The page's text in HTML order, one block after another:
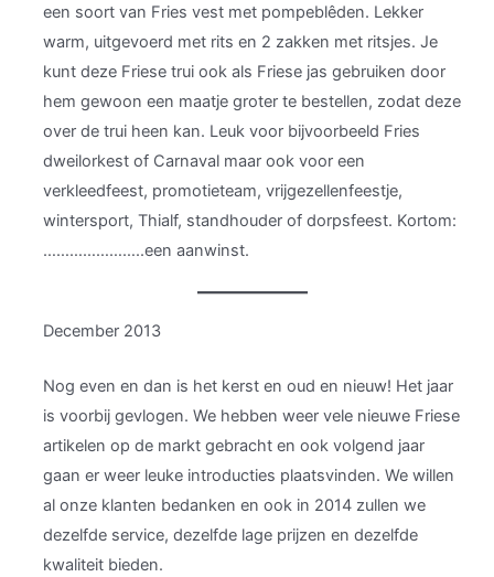
een soort van Fries vest met pompeblêden. Lekker
warm, uitgevoerd met rits en 2 zakken met ritsjes. Je
kunt deze Friese trui ook als Friese jas gebruiken door
hem gewoon een maatje groter te bestellen, zodat deze
over de trui heen kan. Leuk voor bijvoorbeeld Fries
dweilorkest of Carnaval maar ook voor een
verkleedfeest, promotieteam, vrijgezellenfeestje,
wintersport, Thialf, standhouder of dorpsfeest. Kortom:
…………………..een aanwinst.
December 2013
Nog even en dan is het kerst en oud en nieuw! Het jaar
is voorbij gevlogen. We hebben weer vele nieuwe Friese
artikelen op de markt gebracht en ook volgend jaar
gaan er weer leuke introducties plaatsvinden. We willen
al onze klanten bedanken en ook in 2014 zullen we
dezelfde service, dezelfde lage prijzen en dezelfde
kwaliteit bieden.